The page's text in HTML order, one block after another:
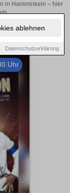
ablehnen
Datenschutzerklärung
in Hamminkeln – hier
Uhr